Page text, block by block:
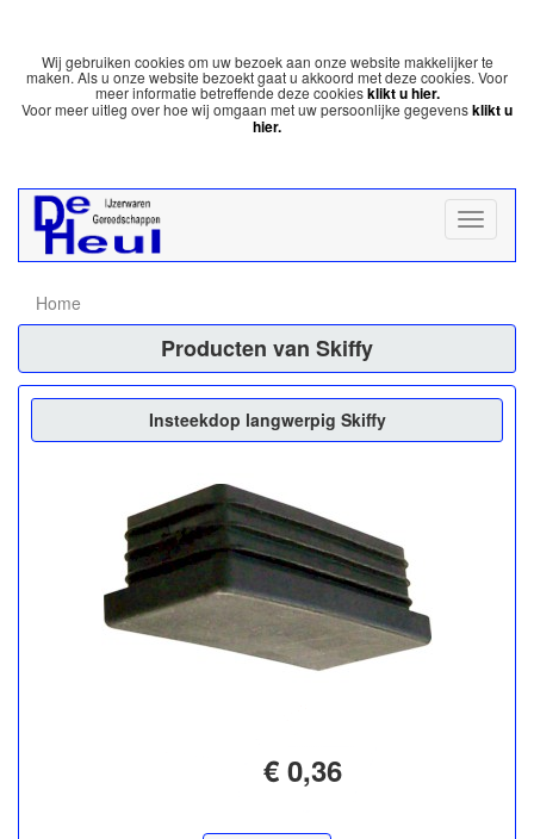
Wij gebruiken cookies om uw bezoek aan onze website makkelijker te
maken. Als u onze website bezoekt gaat u akkoord met deze cookies. Voor
meer informatie betreffende deze cookiesklikt u hier.
Voor meer uitleg over hoe wij omgaan met uw persoonlijke gegevensklikt u
hier.
Home
Producten van Skiffy
Insteekdop langwerpig Skiffy
€ 0,36